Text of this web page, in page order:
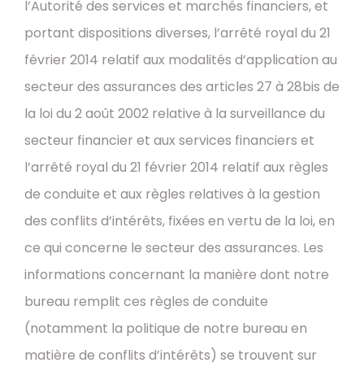
l’Autorité des services et marchés financiers, et
portant dispositions diverses, l’arrêté royal du 21
février 2014 relatif aux modalités d’application au
secteur des assurances des articles 27 à 28bis de
la loi du 2 août 2002 relative à la surveillance du
secteur financier et aux services financiers et
l’arrêté royal du 21 février 2014 relatif aux règles
de conduite et aux règles relatives à la gestion
des conflits d’intérêts, fixées en vertu de la loi, en
ce qui concerne le secteur des assurances. Les
informations concernant la manière dont notre
bureau remplit ces règles de conduite
(notamment la politique de notre bureau en
matière de conflits d’intérêts) se trouvent sur